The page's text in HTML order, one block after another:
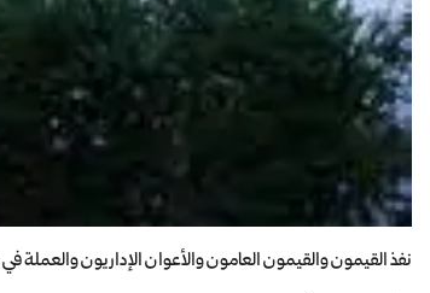
نفذ القيمون والقيمون العامون والأعوان الإداريون والعملة في القطاع